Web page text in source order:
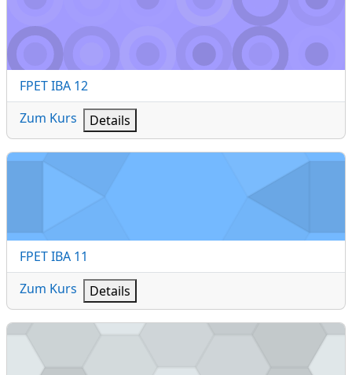
Kursname
FPET IBA 12
Zum Kurs
Details
FPET IBA 11
Kursname
FPET IBA 11
Zum Kurs
Details
FTET IBA 22